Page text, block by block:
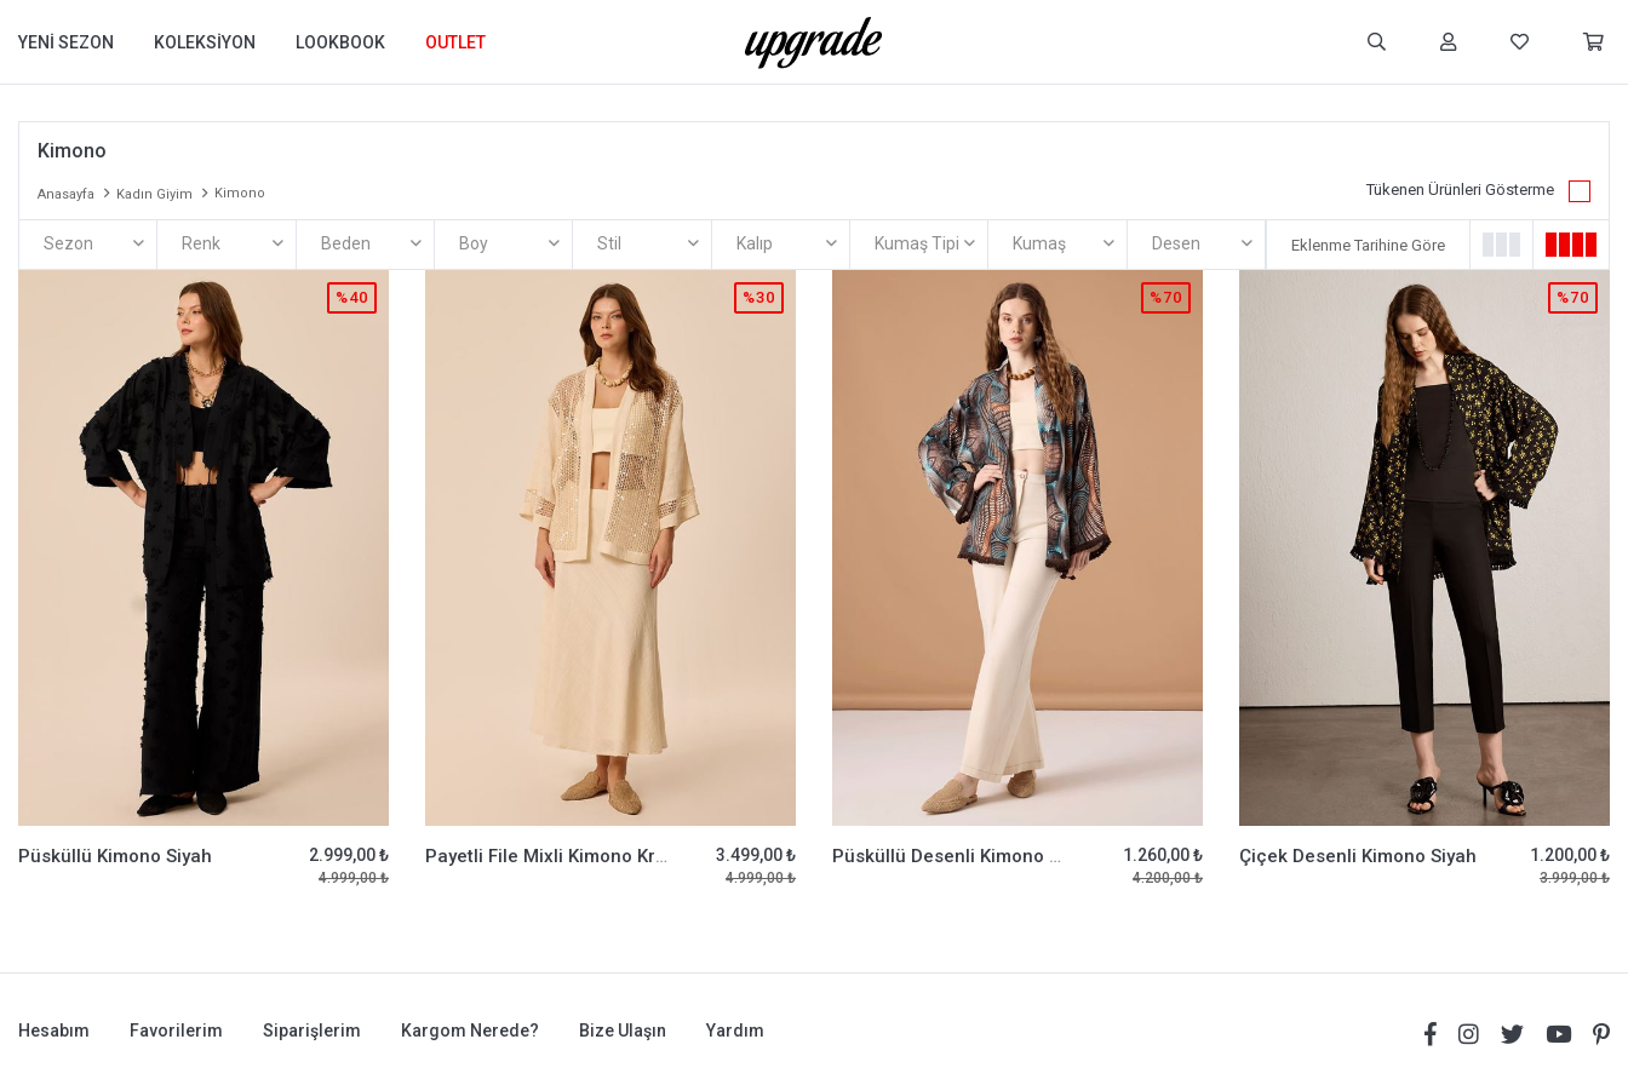
YENI SEZON KOLEKSIYON LOOKBOOK OUTLET
Kimono
Anasayfa Kadın Giyim Kimono Tükenen Ürünleri Gösterme
Sezon Renk Beden Boy Stil Kalıp Kumaş Tipi Kumaş Desen
Püsküllü Kimono Siyah 2.999,00 ₺
4.999,00 ₺
%40
Payetli File Mixli Kimono Krem 3.499,00 ₺
4.999,00 ₺
%30
Püsküllü Desenli Kimono Multi 1.260,00 ₺
4.200,00 ₺
%70
Çiçek Desenli Kimono Siyah 1.200,00 ₺
3.999,00 ₺
%70
Hesabım Favorilerim Siparişlerim Kargom Nerede? Bize Ulaşın Yardım